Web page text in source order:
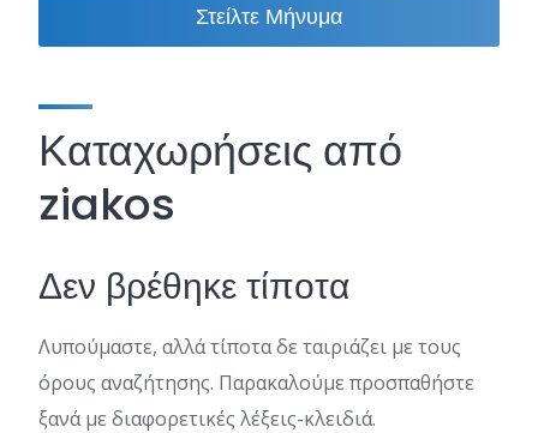
Στείλτε Μήνυμα
Καταχωρήσεις από
ziakos
Δεν βρέθηκε τίποτα
Λυπούμαστε, αλλά τίποτα δε ταιριάζει με τους
όρους αναζήτησης. Παρακαλούμε προσπαθήστε
ξανά με διαφορετικές λέξεις-κλειδιά.